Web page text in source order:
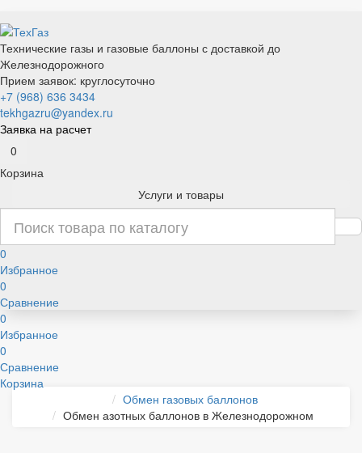
Технические газы и газовые баллоны с доставкой до
Железнодорожного
Прием заявок: круглосуточно
+7 (968) 636 3434
tekhgazru@yandex.ru
Заявка на расчет
0
Корзина
Услуги и товары
0
Избранное
0
Сравнение
0
Избранное
0
Сравнение
Корзина
Обмен газовых баллонов
Обмен азотных баллонов в Железнодорожном